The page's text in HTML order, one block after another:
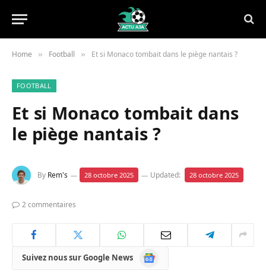
Home » Football » Et si Monaco tombait dans le piège nantais ?
FOOTBALL
Et si Monaco tombait dans
le piège nantais ?
By Rem's 28 octobre 2025 Updated: 28 octobre 2025
2 commentaires
Suivez nous sur Google News
Google
News